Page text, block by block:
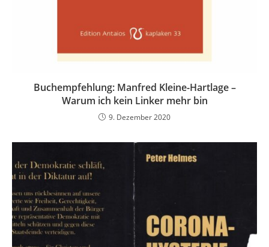
Buchempfehlung: Manfred Kleine-Hartlage –
Warum ich kein Linker mehr bin
9. Dezember 2020